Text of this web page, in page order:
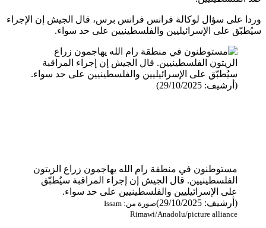
وردا على سؤال لوكالة فرانس فرانس برس، قال الجيش إن الإجراء
سيُطبّق على الإسرائيليين والفلسطينيين على حد سواء.
مستوطنون في منطقة رام الله يهاجمون زراع الزيتون
الفلسطينيين. قال الجيش إن إجراء المراقبة سيُطبّق
على الإسرائيليين والفلسطينيين على حد سواء.
(أرشيف: 29/10/2025)
صورة من: Issam
Rimawi/Anadolu/picture alliance